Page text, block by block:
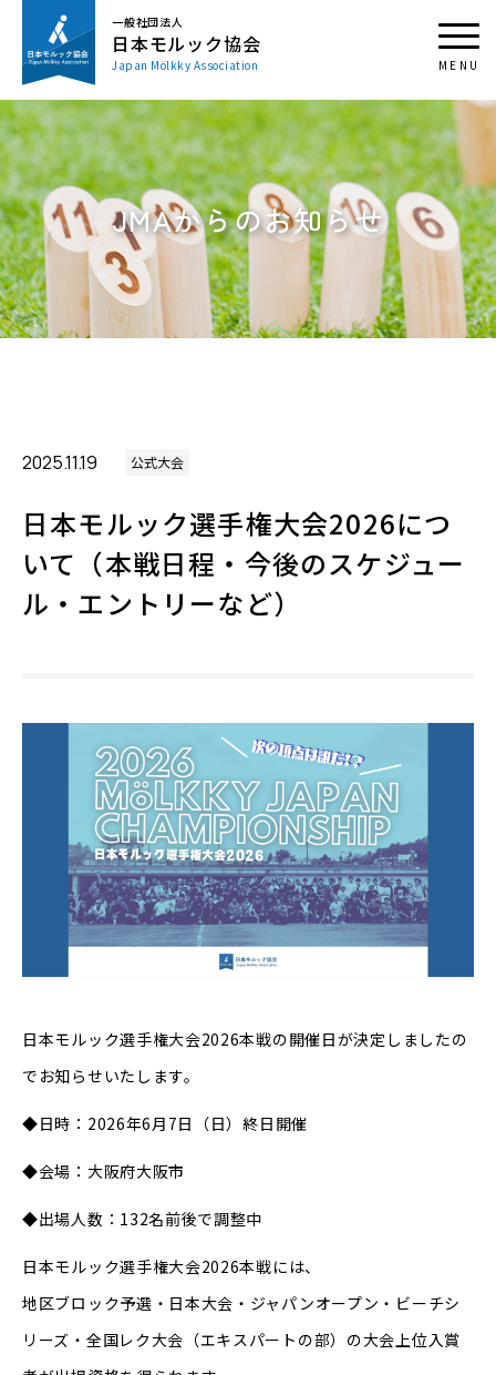
一般社団法人
日本モルック協会
Japan Mölkky Association
JMAからのお知らせ
2025.11.19 公式大会
日本モルック選手権大会2026につ
いて（本戦日程・今後のスケジュー
ル・エントリーなど）
日本モルック選手権大会2026本戦の開催日が決定しましたの
でお知らせいたします。
◆日時：2026年6月7日（日）終日開催
◆会場：大阪府大阪市
◆出場人数：132名前後で調整中
日本モルック選手権大会2026本戦には、
地区ブロック予選・日本大会・ジャパンオープン・ビーチシ
リーズ・全国レク大会（エキスパートの部）の大会上位入賞